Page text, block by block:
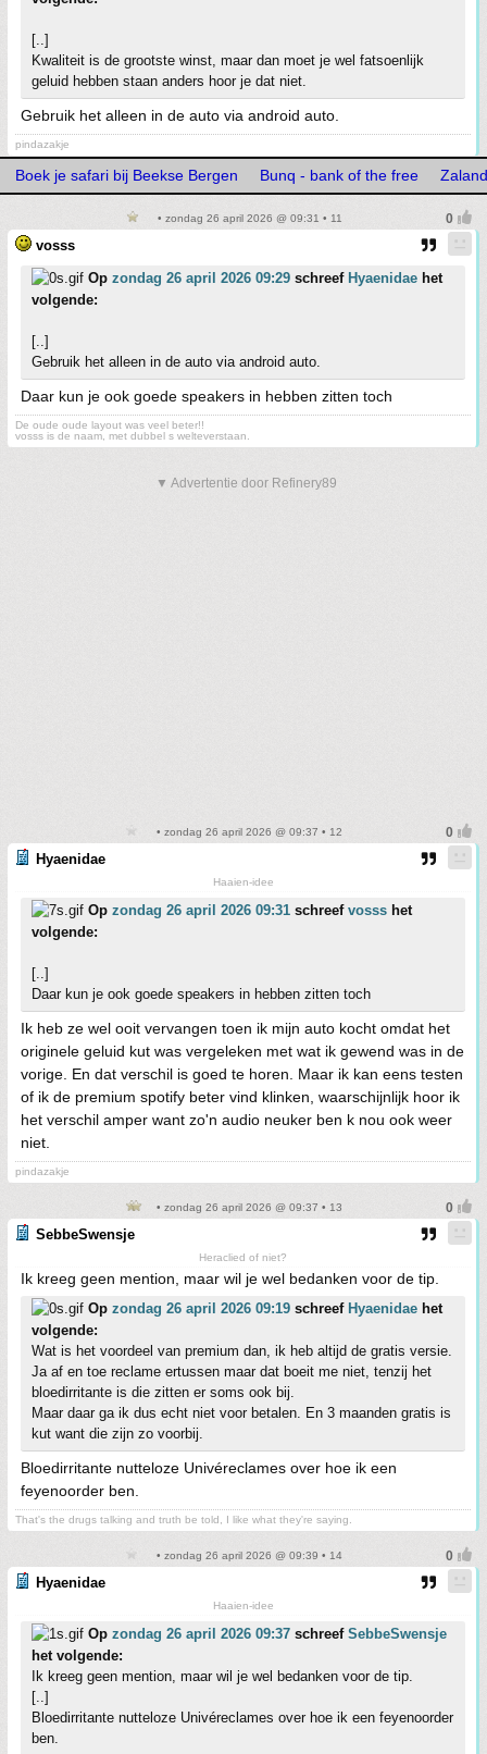
[..]
Kwaliteit is de grootste winst, maar dan moet je wel fatsoenlijk
geluid hebben staan anders hoor je dat niet.
Gebruik het alleen in de auto via android auto.
pindazakje
Boek je safari bij Beekse Bergen Bunq - bank of the free
• zondag 26 april 2026 @ 09:31 • 11
vosss
Op zondag 26 april 2026 09:29 schreef Hyaenidae het
volgende:
[..]
Gebruik het alleen in de auto via android auto.
Daar kun je ook goede speakers in hebben zitten toch
De oude oude layout was veel beter!!
vosss is de naam, met dubbel s welteverstaan.
▼ Advertentie door Refinery89
• zondag 26 april 2026 @ 09:37 • 12
Hyaenidae
Haaien-idee
Op zondag 26 april 2026 09:31 schreef vosss het
volgende:
[..]
Daar kun je ook goede speakers in hebben zitten toch
Ik heb ze wel ooit vervangen toen ik mijn auto kocht omdat het
originele geluid kut was vergeleken met wat ik gewend was in de
vorige. En dat verschil is goed te horen. Maar ik kan eens testen
of ik de premium spotify beter vind klinken, waarschijnlijk hoor ik
het verschil amper want zo'n audio neuker ben k nou ook weer
niet.
pindazakje
• zondag 26 april 2026 @ 09:37 • 13
SebbeSwensje
Heraclied of niet?
Ik kreeg geen mention, maar wil je wel bedanken voor de tip.
Op zondag 26 april 2026 09:19 schreef Hyaenidae het
volgende:
Wat is het voordeel van premium dan, ik heb altijd de gratis versie.
Ja af en toe reclame ertussen maar dat boeit me niet, tenzij het
bloedirritante is die zitten er soms ook bij.
Maar daar ga ik dus echt niet voor betalen. En 3 maanden gratis is
kut want die zijn zo voorbij.
Bloedirritante nutteloze Univéreclames over hoe ik een
feyenoorder ben.
That's the drugs talking and truth be told, I like what they're saying.
• zondag 26 april 2026 @ 09:39 • 14
Hyaenidae
Haaien-idee
Op zondag 26 april 2026 09:37 schreef SebbeSwensje
het volgende:
Ik kreeg geen mention, maar wil je wel bedanken voor de tip.
[..]
Bloedirritante nutteloze Univéreclames over hoe ik een feyenoorder
ben.